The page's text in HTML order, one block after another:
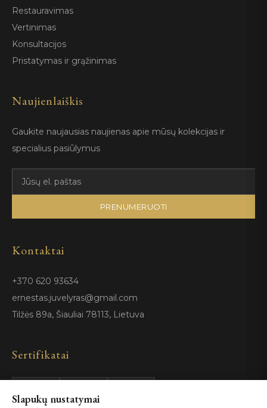
Restauravimas
Vertinimas
Konsultacijos
Pristatymas ir grąžinimas
Naujienlaiškis
Gaukite naujausias naujienas apie mūsų kolekcijas ir
specialius pasiūlymus
PRENUMERUOTI
Kontaktai
+370 620 93634
ernestas.juvelyras@gmail.com
Tilžės 89a, Šiauliai 78113, Lietuva
Sertifikatai
GIA
Certified
ISO 9001
Slapukų nustatymai